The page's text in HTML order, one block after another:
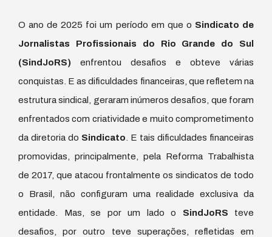
O ano de 2025 foi um período em que o Sindicato de
Jornalistas Profissionais do Rio Grande do Sul
(SindJoRS) enfrentou desafios e obteve várias
conquistas. E as dificuldades financeiras, que refletem na
estrutura sindical, geraram inúmeros desafios, que foram
enfrentados com criatividade e muito comprometimento
da diretoria do Sindicato . E tais dificuldades financeiras
promovidas, principalmente, pela Reforma Trabalhista
de 2017, que atacou frontalmente os sindicatos de todo
o Brasil, não configuram uma realidade exclusiva da
entidade. Mas, se por um lado o SindJoRS teve
desafios, por outro teve superações, refletidas em